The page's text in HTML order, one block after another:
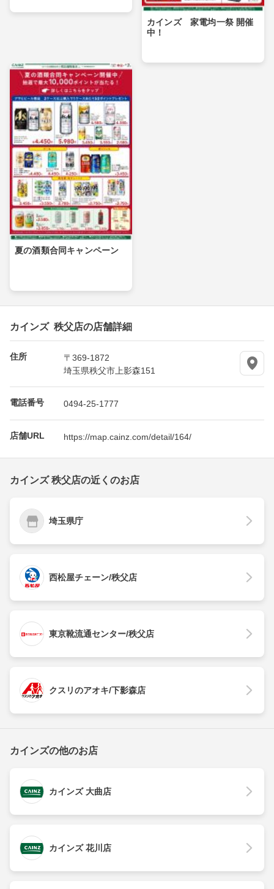
カインズ 家電均一祭 開催
中！
夏の酒類合同キャンペーン
カインズ 秩父店の店舗詳細
住所
〒369-1872
埼玉県秩父市上影森151
電話番号 0494-25-1777
店舗URL https://map.cainz.com/detail/164/
カインズ 秩父店の近くのお店
埼玉県庁
西松屋チェーン/秩父店
東京靴流通センター/秩父店
クスリのアオキ/下影森店
カインズの他のお店
カインズ 大曲店
カインズ 花川店